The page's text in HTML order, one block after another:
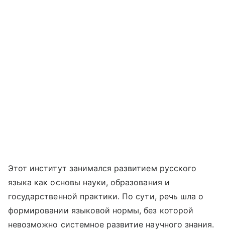
Этот институт занимался развитием русского
языка как основы науки, образования и
государственной практики. По сути, речь шла о
формировании языковой нормы, без которой
невозможно системное развитие научного знания.